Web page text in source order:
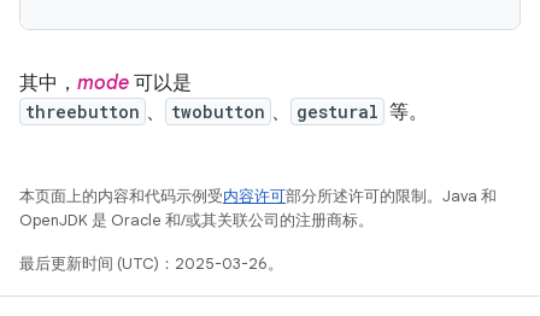
其中， mode 可以是
threebutton 、 twobutton 、 gestural 等。
本页面上的内容和代码示例受内容许可部分所述许可的限制。Java 和
OpenJDK 是 Oracle 和/或其关联公司的注册商标。
最后更新时间 (UTC)：2025-03-26。